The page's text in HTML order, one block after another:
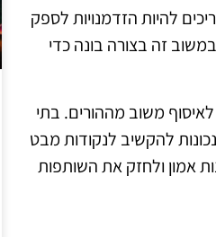
להיות הזדמנויות לספק
זה בצורה בונה כדי
לאיסוף משוב מההורים. בתי
להקשיב לנקודות מבט
אמון ולחזק את השותפות